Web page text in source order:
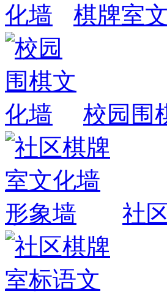
棋牌室
校园围
社